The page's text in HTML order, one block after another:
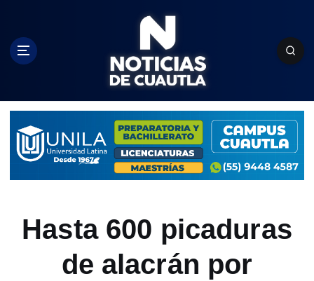
c
Hasta 600 picaduras
de alacrán por